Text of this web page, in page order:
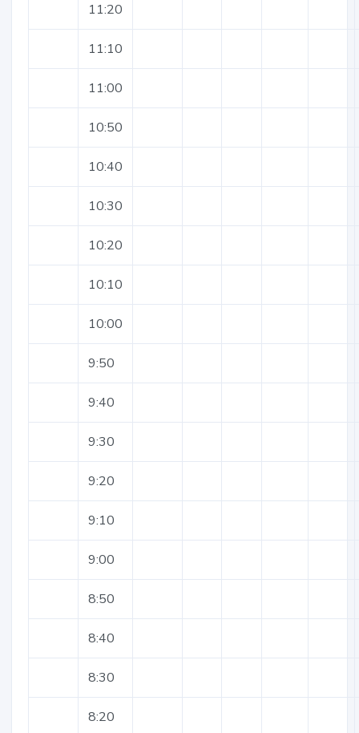
11:20
11:10
11:00
10:50
10:40
10:30
10:20
10:10
10:00
9:50
9:40
9:30
9:20
9:10
9:00
8:50
8:40
8:30
8:20